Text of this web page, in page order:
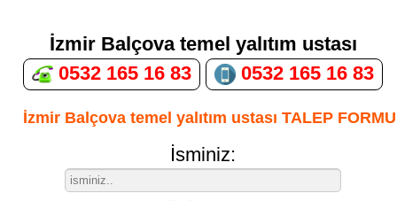
İzmir Balçova temel yalıtım ustası
0532 165 16 83
0532 165 16 83
İzmir Balçova temel yalıtım ustası TALEP FORMU
İsminiz: